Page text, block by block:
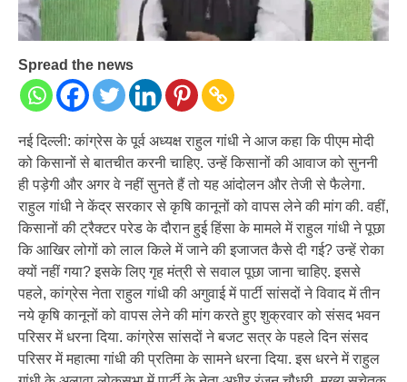
Spread the news
नई दिल्ली: कांग्रेस के पूर्व अध्यक्ष राहुल गांधी ने आज कहा कि पीएम मोदी
को किसानों से बातचीत करनी चाहिए. उन्हें किसानों की आवाज को सुननी
ही पड़ेगी और अगर वे नहीं सुनते हैं तो यह आंदोलन और तेजी से फैलेगा.
राहुल गांधी ने केंद्र सरकार से कृषि कानूनों को वापस लेने की मांग की. वहीं,
किसानों की ट्रैक्टर परेड के दौरान हुई हिंसा के मामले में राहुल गांधी ने पूछा
कि आखिर लोगों को लाल किले में जाने की इजाजत कैसे दी गई? उन्हें रोका
क्यों नहीं गया? इसके लिए गृह मंत्री से सवाल पूछा जाना चाहिए. इससे
पहले, कांग्रेस नेता राहुल गांधी की अगुवाई में पार्टी सांसदों ने विवाद में तीन
नये कृषि कानूनों को वापस लेने की मांग करते हुए शुक्रवार को संसद भवन
परिसर में धरना दिया. कांग्रेस सांसदों ने बजट सत्र के पहले दिन संसद
परिसर में महात्मा गांधी की प्रतिमा के सामने धरना दिया. इस धरने में राहुल